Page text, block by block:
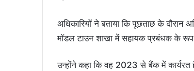
अधिकारियों ने बताया कि पूछताछ के दौरान
मॉडल टाउन शाखा में सहायक प्रबंधक के रूप
उन्होंने कहा कि वह 2023 से बैंक में कार्यरत